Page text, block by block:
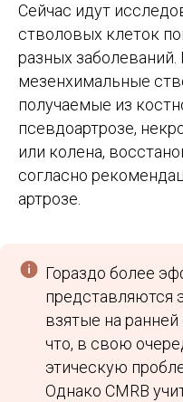
Сейчас идут
стволовых клеток
разных
мезенхимальные
получаемые из
псевдоартрозе,
или колена,
согласно
артрозе.
Гораздо более
представляются
взятые на ранней
что, в свою
этическую
Однако CMRB